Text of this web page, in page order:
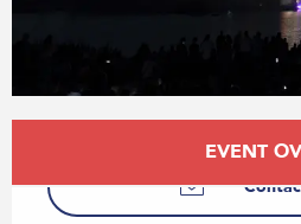
Opening hours &
EVENT